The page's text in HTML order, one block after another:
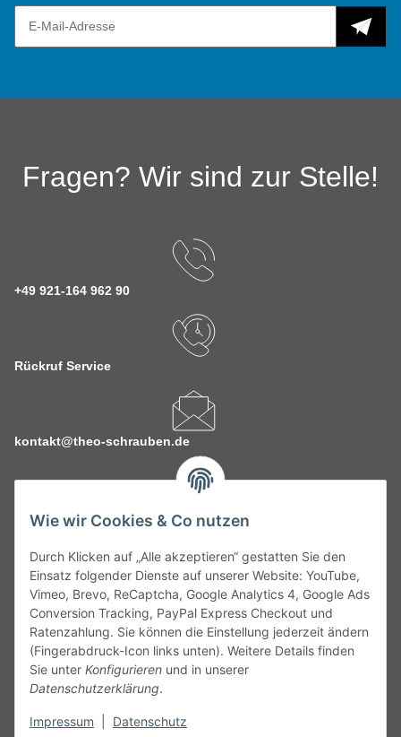
Wie wir Cookies & Co nutzen
Durch Klicken auf „Alle akzeptieren“ gestatten Sie den
Einsatz folgender Dienste auf unserer Website: YouTube,
Vimeo, Brevo, ReCaptcha, Google Analytics 4, Google Ads
Conversion Tracking, PayPal Express Checkout und
Ratenzahlung. Sie können die Einstellung jederzeit ändern
(Fingerabdruck-Icon links unten). Weitere Details finden
Sie unter Konfigurieren und in unserer
Datenschutzerklärung.
Impressum Datenschutz
Fragen? Wir sind zur Stelle!
+49 921-164 962 90
Rückruf Service
kontakt@theo-schrauben.de
Service
Gesetzliche Informationen
Alle technischen Angaben ohne Gewähr. Irrtümer und fehlerhafte
Angaben vorbehalten. Wenn Sie Datenblätter oder spezielle
unseren Kundenservice. Abbildungen der Artikel können